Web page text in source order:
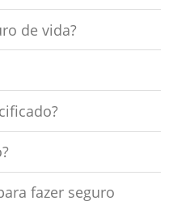
de vida?
fazer seguro